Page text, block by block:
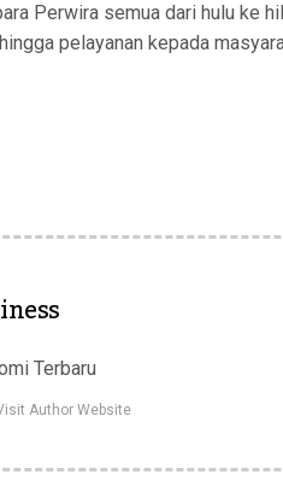
Perwira semua dari hulu ke
pelayanan kepada
Terbaru
Author Website